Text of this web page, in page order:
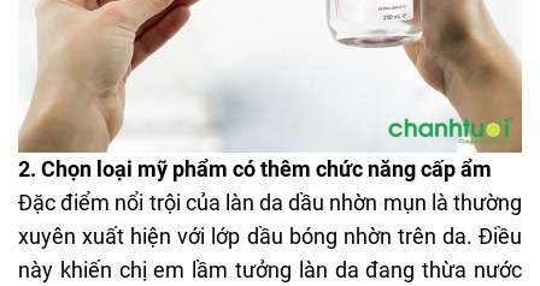
2. Chọn loại mỹ phẩm có thêm chức năng cấp ẩm
Đặc điểm nổi trội của làn da dầu nhờn mụn là thường
xuyên xuất hiện với lớp dầu bóng nhờn trên da. Điều
này khiến chị em lầm tưởng làn da đang thừa nước